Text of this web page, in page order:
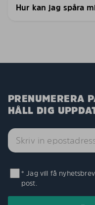
Hur kan jag spåra
PRENUMERERA
HÅLL DIG
* Jag vill få
post.